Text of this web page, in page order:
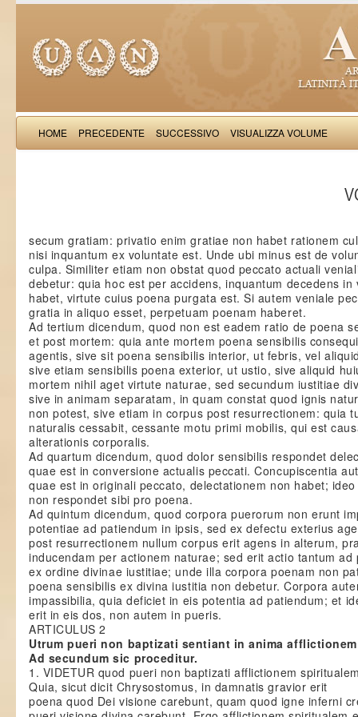
HOME PRECEDENTE SUCCESSIVO VISUALIZZA VOLUME
secum gratiam: privatio enim gratiae non habet rationem
nisi inquantum ex voluntate est. Unde ubi minus est de
culpa. Similiter etiam non obstat quod peccato actuali
debetur: quia hoc est per accidens, inquantum decedens
habet, virtute cuius poena purgata est. Si autem veniale
gratia in aliquo esset, perpetuam poenam haberet.
Ad tertium dicendum, quod non est eadem ratio de poena
et post mortem: quia ante mortem poena sensibilis
agentis, sive sit poena sensibilis interior, ut febris, vel
sive etiam sensibilis poena exterior, ut ustio, sive aliquid
mortem nihil aget virtute naturae, sed secundum iustitiae
sive in animam separatam, in quam constat quod ignis
non potest, sive etiam in corpus post resurrectionem: quia
naturalis cessabit, cessante motu primi mobilis, qui est
alterationis corporalis.
Ad quartum dicendum, quod dolor sensibilis respondet
quae est in conversione actualis peccati. Concupiscentia
quae est in originali peccato, delectationem non habet;
non respondet sibi pro poena.
Ad quintum dicendum, quod corpora puerorum non erunt
potentiae ad patiendum in ipsis, sed ex defectu exterius
post resurrectionem nullum corpus erit agens in alterum,
inducendam per actionem naturae; sed erit actio tantum ad
ex ordine divinae iustitiae; unde illa corpora poenam non
poena sensibilis ex divina iustitia non debetur. Corpora
impassibilia, quia deficiet in eis potentia ad patiendum; et
erit in eis dos, non autem in pueris.
ARTICULUS 2
Utrum pueri non baptizati sentiant in anima
Ad secundum sic proceditur.
1. VIDETUR quod pueri non baptizati afflictionem
Quia, sicut dicit Chrysostomus, in damnatis gravior erit
poena quod Dei visione carebunt, quam quod igne inferni